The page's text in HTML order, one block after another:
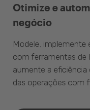
Otimize e
negócio
Modele, implemente
com ferramentas de
aumente a
das operações com